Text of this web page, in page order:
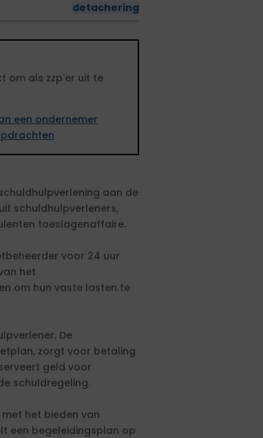
detachering
om als zzp'er uit te
een ondernemer
aan de
schuldhulpverleners,
toeslagenaffaire.
voor 24 uur
het
om hun vaste lasten te
De
zorgt voor betaling
geld voor
schuldregeling.
het bieden van
een begeleidingsplan op